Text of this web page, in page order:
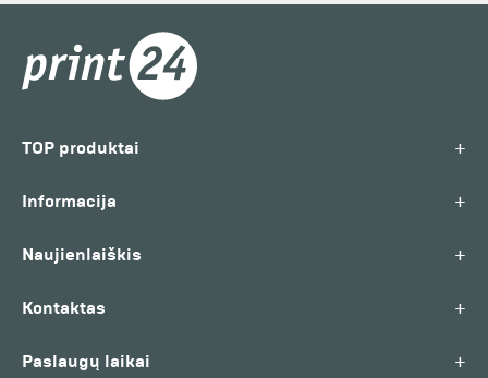
TOP produktai +
Informacija +
Naujienlaiškis +
Kontaktas +
Paslaugų laikai +